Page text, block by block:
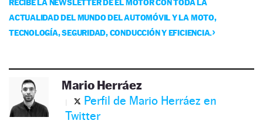
RECIBE LA NEWSLETTER DE EL MOTOR CON TODA LA
ACTUALIDAD DEL MUNDO DEL AUTOMÓVIL Y LA MOTO,
TECNOLOGÍA, SEGURIDAD, CONDUCCIÓN Y EFICIENCIA.
Mario Herráez
Perfil de Mario Herráez en
Twitter